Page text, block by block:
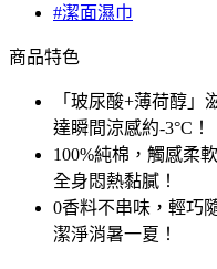
#潔面濕巾
商品特色
「玻尿酸+薄荷醇」
達瞬間涼感約-3°C！
100%純棉，觸感柔
全身悶熱黏膩！
0香料不串味，輕巧
潔淨消暑一夏！